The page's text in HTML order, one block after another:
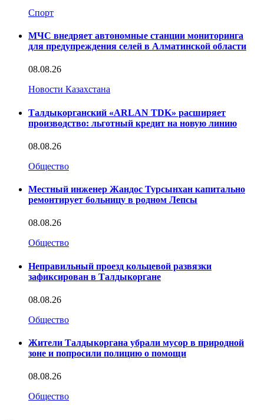
Спорт
МЧС внедряет автономные станции мониторинга
для предупреждения селей в Алматинской области
08.08.26
Новости Казахстана
Талдыкорганский «ARLAN TDK» расширяет
производство: льготный кредит на новую линию
08.08.26
Общество
Местный инженер Жандос Турсынхан капитально
ремонтирует больницу в родном Лепсы
08.08.26
Общество
Неправильный проезд кольцевой развязки
зафиксирован в Талдыкоргане
08.08.26
Общество
Жители Талдыкоргана убрали мусор в природной
зоне и попросили полицию о помощи
08.08.26
Общество